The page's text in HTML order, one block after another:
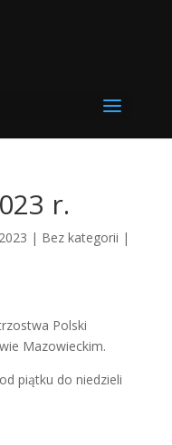
r.
| Bez kategorii |
Polski
Mazowieckim.
piątku do niedzieli